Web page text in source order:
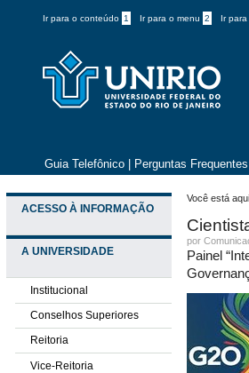
Ir para o conteúdo 1 Ir para o menu 2 Ir
Guia Telefônico Perguntas Frequentes
ACESSO À INFORMAÇÃO
A UNIVERSIDADE
Institucional
Conselhos Superiores
Reitoria
Vice-Reitoria
Você está
por
Painel